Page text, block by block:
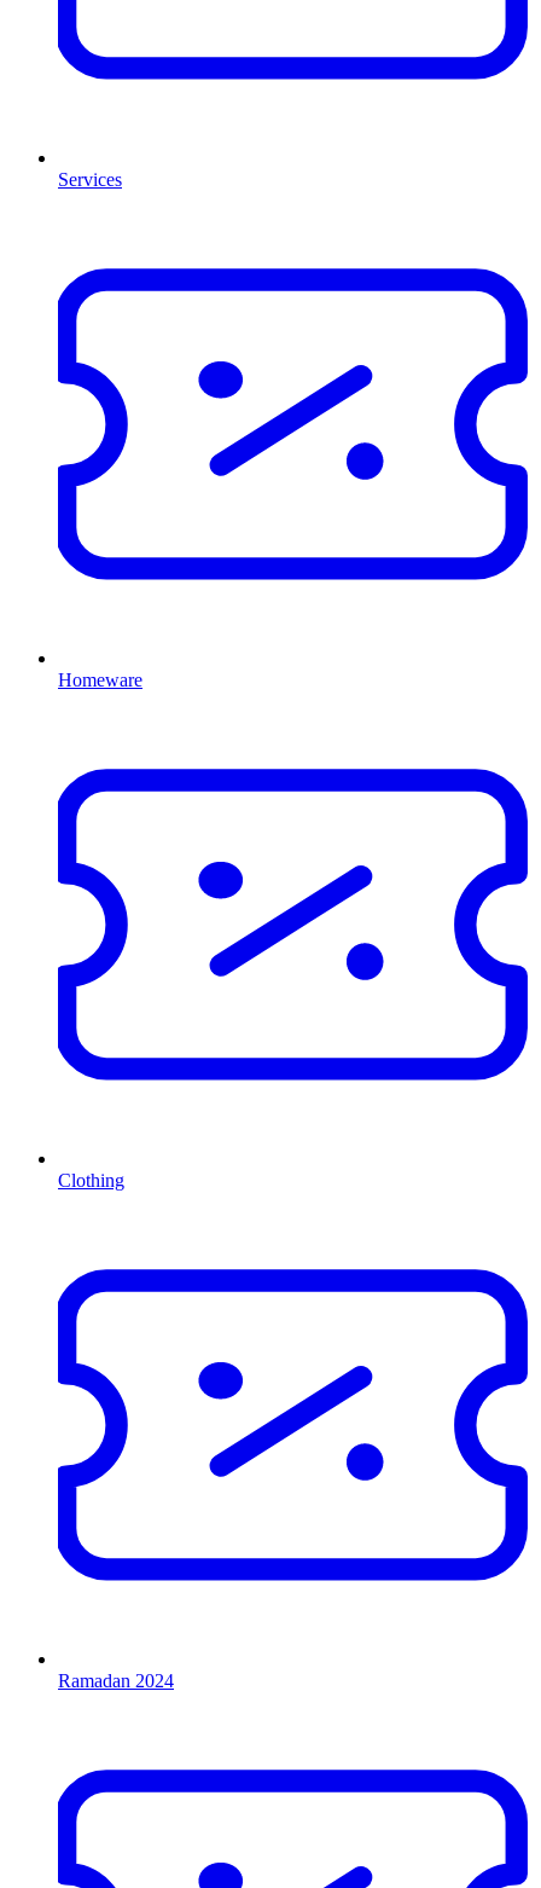
Services
Homeware
Clothing
Ramadan 2024